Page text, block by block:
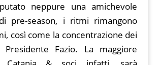
neppure una amichevole
pre-season, i ritmi rimangono
così come la concentrazione dei
Presidente Fazio. La maggiore